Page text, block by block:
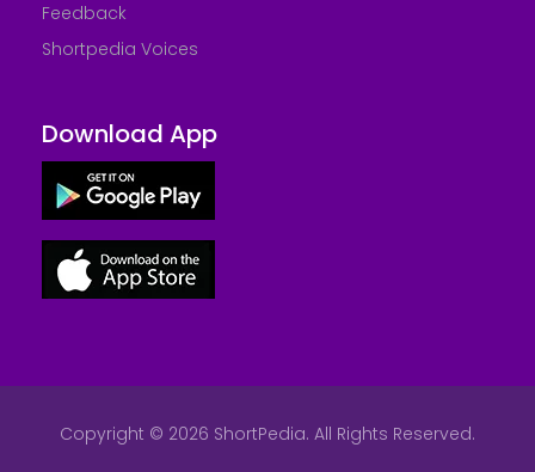
Feedback
Shortpedia Voices
Download App
Copyright © 2026 ShortPedia. All Rights Reserved.